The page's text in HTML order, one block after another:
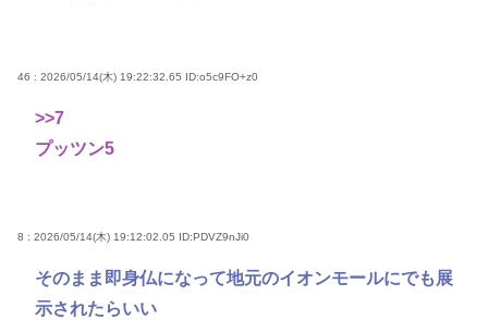
46 : 2026/05/14(木) 19:22:32.65 ID:o5c9FO+z0
>>7
プッツン5
8 : 2026/05/14(木) 19:12:02.05 ID:PDVZ9nJi0
そのまま即身仏になって地元のイオンモールにでも展
示されたらいい